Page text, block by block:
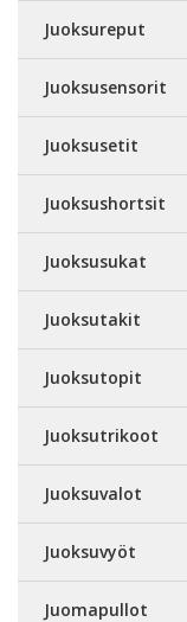
Juoksureput
Juoksusensorit
Juoksusetit
Juoksushortsit
Juoksusukat
Juoksutakit
Juoksutopit
Juoksutrikoot
Juoksuvalot
Juoksuvyöt
Juomapullot